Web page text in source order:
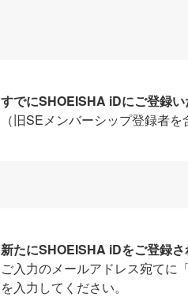
すでにSHOEISHA iDにご登録
（旧SEメンバーシップ登録者を
新たにSHOEISHA iDをご登録さ
ご入力のメールアドレス宛てに
を入力してください。